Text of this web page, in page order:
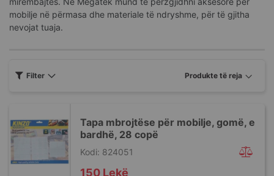
mobilje në përmasa dhe materiale të ndryshme, për të gjitha
nevojat tuaja.
Tapa mbrojtëse për mobilje, gomë, e
bardhë, 28 copë
Kodi: 824051
150 Lekë
Filter